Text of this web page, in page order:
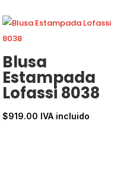
Blusa
Estampada
Lofassi 8038
$919.00 IVA incluido